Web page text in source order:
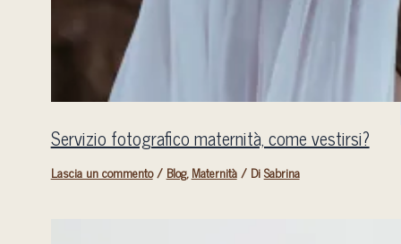
Servizio fotografico maternità, come vestirsi?
Lascia un commento/ Blog,Maternità/ DiSabrina